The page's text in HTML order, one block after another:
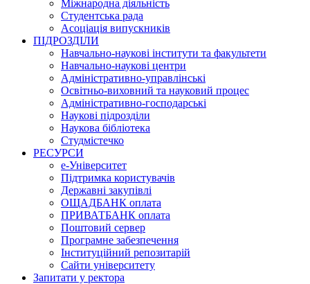
Міжнародна діяльність
Студентська рада
Асоціація випускників
ПІДРОЗДІЛИ
Навчально-наукові інститути та факультети
Навчально-наукові центри
Адміністративно-управлінські
Освітньо-виховний та науковий процес
Адміністративно-господарські
Наукові підрозділи
Наукова бібліотека
Студмістечко
РЕСУРСИ
е-Університет
Підтримка користувачів
Державні закупівлі
ОЩАДБАНК оплата
ПРИВАТБАНК оплата
Поштовий сервер
Програмне забезпечення
Інституційний репозитарій
Сайти університету
Запитати у ректора